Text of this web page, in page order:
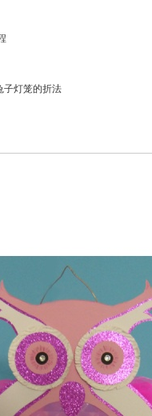
子灯笼的折法